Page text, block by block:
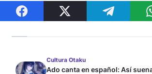
Cultura Otaku
Ado canta en español: Así